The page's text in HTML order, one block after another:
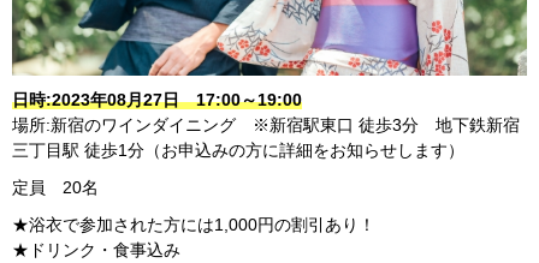
日時:2023年08月27日 17:00～19:00
場所:新宿のワインダイニング ※新宿駅東口 徒歩3分 地下鉄新宿
三丁目駅 徒歩1分（お申込みの方に詳細をお知らせします）
定員 20名
★浴衣で参加された方には1,000円の割引あり！
★ドリンク・食事込み